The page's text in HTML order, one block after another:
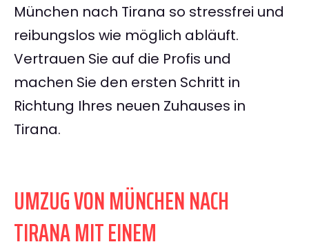
München nach Tirana so stressfrei und
reibungslos wie möglich abläuft.
Vertrauen Sie auf die Profis und
machen Sie den ersten Schritt in
Richtung Ihres neuen Zuhauses in
Tirana.
UMZUG VON MÜNCHEN NACH
TIRANA MIT EINEM